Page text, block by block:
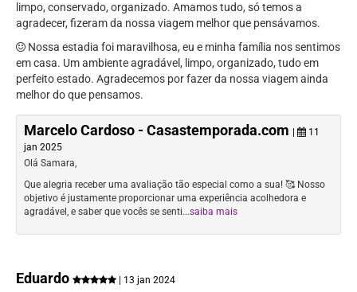
limpo, conservado, organizado. Amamos tudo, só temos a
agradecer, fizeram da nossa viagem melhor que pensávamos.
Nossa estadia foi maravilhosa, eu e minha família nos sentimos
em casa. Um ambiente agradável, limpo, organizado, tudo em
perfeito estado. Agradecemos por fazer da nossa viagem ainda
melhor do que pensamos.
Marcelo Cardoso - Casastemporada.com
11
jan 2025
Olá Samara,
Que alegria receber uma avaliação tão especial como a sua! 🥰 Nosso
objetivo é justamente proporcionar uma experiência acolhedora e
agradável, e saber que vocês se senti...saiba mais
Eduardo | 13 jan 2024